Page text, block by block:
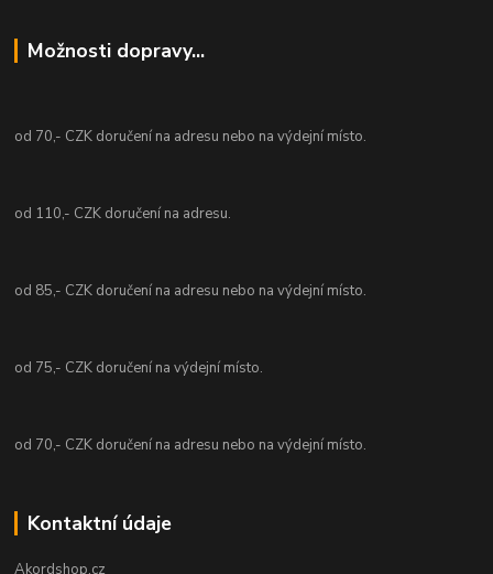
Možnosti dopravy...
od 70,- CZK doručení na adresu nebo na výdejní místo.
od 110,- CZK doručení na adresu.
od 85,- CZK doručení na adresu nebo na výdejní místo.
od 75,- CZK doručení na výdejní místo.
od 70,- CZK doručení na adresu nebo na výdejní místo.
Kontaktní údaje
Akordshop.cz